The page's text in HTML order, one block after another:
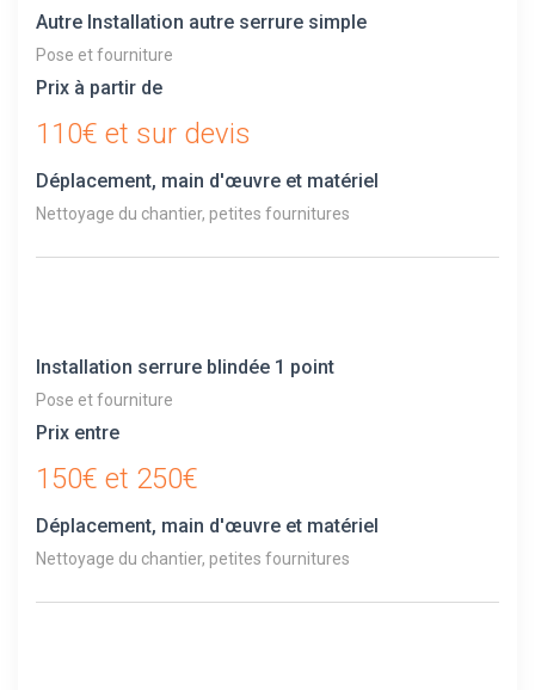
Autre Installation autre serrure simple
Pose et fourniture
Prix à partir de
110€ et sur devis
Déplacement, main d'œuvre et matériel
Nettoyage du chantier, petites fournitures
Installation serrure blindée 1 point
Pose et fourniture
Prix entre
150€ et 250€
Déplacement, main d'œuvre et matériel
Nettoyage du chantier, petites fournitures